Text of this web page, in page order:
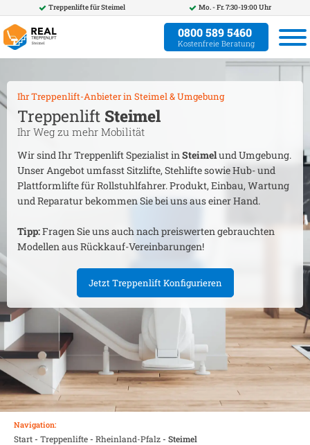
Treppenlifte fürSteimel Mo. - Fr. 7:30-19:00 Uhr
0800 589 5460
Kostenfreie Beratung
Ihr Treppenlift-Anbieter in Steimel& Umgebung
Treppenlift Steimel
Ihr Weg zu mehr Mobilität
Wir sind Ihr Treppenlift Spezialist inSteimelund Umgebung.
Unser Angebot umfasst Sitzlifte, Stehlifte sowie Hub- und
Plattformlifte für Rollstuhlfahrer. Produkt, Einbau, Wartung
und Reparatur bekommen Sie bei uns aus einer Hand.
Tipp:Fragen Sie uns auch nach preiswerten gebrauchten
Modellen aus Rückkauf-Vereinbarungen!
Jetzt Treppenlift Konfigurieren
Navigation:
Start- Treppenlifte- Rheinland-Pfalz- Steimel